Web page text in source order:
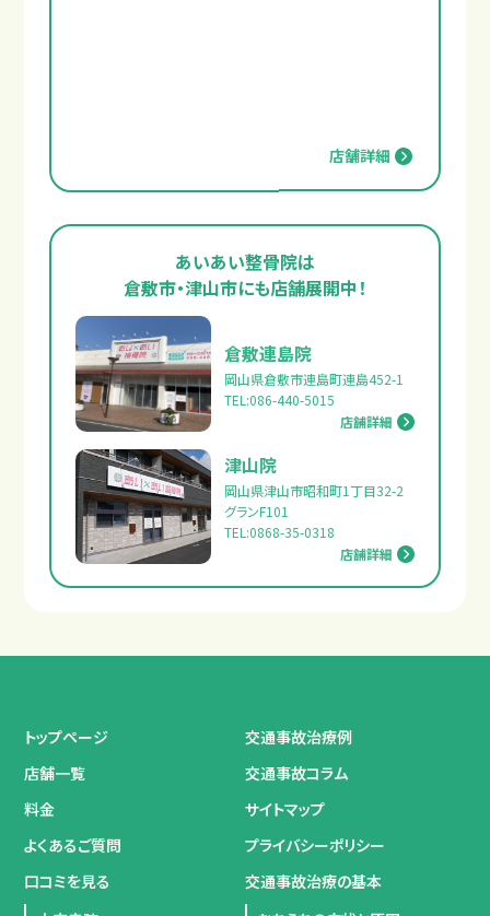
店舗詳細
あいあい整骨院は
倉敷市・津山市にも店舗展開中！
倉敷連島院
岡山県倉敷市連島町連島452-1
TEL:086-440-5015
店舗詳細
津山院
岡山県津山市昭和町1丁目32-2
グランF101
TEL:0868-35-0318
店舗詳細
トップページ
店舗一覧
料金
よくあるご質問
交通事故治療例
交通事故コラム
サイトマップ
プライバシーポリシー
口コミを見る
交通事故治療の基本